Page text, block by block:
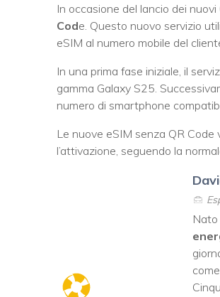
In occasione del lancio dei
Code. Questo nuovo servizio
eSIM al numero mobile del
In una prima fase iniziale, il
gamma Galaxy S25.
numero di smartphone
Le nuove eSIM senza QR Code
l’attivazione, seguendo la
come